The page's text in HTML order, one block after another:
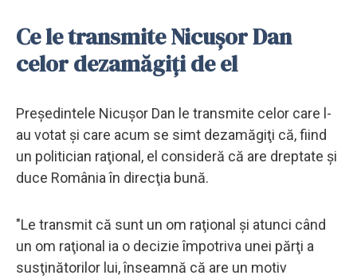
Ce le transmite Nicușor Dan
celor dezamăgiți de el
Preşedintele Nicuşor Dan le transmite celor care l-
au votat şi care acum se simt dezamăgiţi că, fiind
un politician raţional, el consideră că are dreptate şi
duce România în direcţia bună.
"Le transmit că sunt un om raţional şi atunci când
un om raţional ia o decizie împotriva unei părţi a
susţinătorilor lui, înseamnă că are un motiv